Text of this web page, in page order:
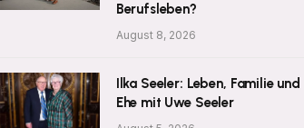
Berufsleben?
August 8, 2026
Ilka Seeler: Leben, Familie und
Ehe mit Uwe Seeler